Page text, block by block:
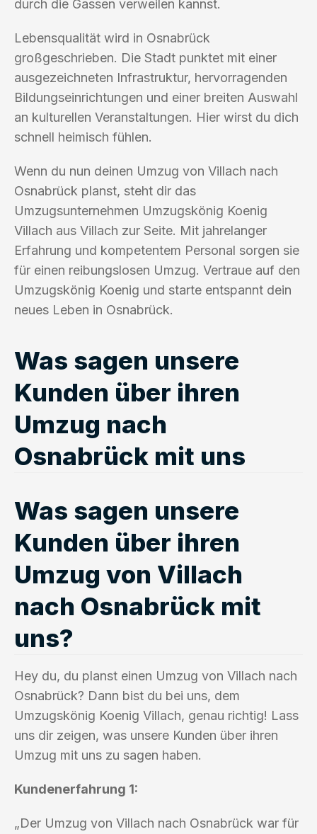
durch die Gassen verweilen kannst.
Lebensqualität wird in Osnabrück
großgeschrieben. Die Stadt punktet mit einer
ausgezeichneten Infrastruktur, hervorragenden
Bildungseinrichtungen und einer breiten Auswahl
an kulturellen Veranstaltungen. Hier wirst du dich
schnell heimisch fühlen.
Wenn du nun deinen Umzug von Villach nach
Osnabrück planst, steht dir das
Umzugsunternehmen Umzugskönig Koenig
Villach aus Villach zur Seite. Mit jahrelanger
Erfahrung und kompetentem Personal sorgen sie
für einen reibungslosen Umzug. Vertraue auf den
Umzugskönig Koenig und starte entspannt dein
neues Leben in Osnabrück.
Was sagen unsere
Kunden über ihren
Umzug nach
Osnabrück mit uns
Was sagen unsere
Kunden über ihren
Umzug von Villach
nach Osnabrück mit
uns?
Hey du, du planst einen Umzug von Villach nach
Osnabrück? Dann bist du bei uns, dem
Umzugskönig Koenig Villach, genau richtig! Lass
uns dir zeigen, was unsere Kunden über ihren
Umzug mit uns zu sagen haben.
Kundenerfahrung 1:
„Der Umzug von Villach nach Osnabrück war für